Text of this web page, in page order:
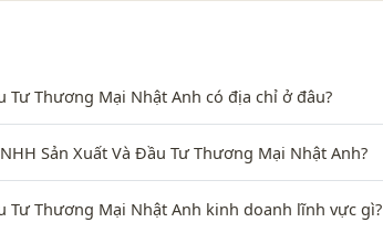
Tư Thương Mại Nhật Anh có địa chỉ ở đâu?
Sản Xuất Và Đầu Tư Thương Mại Nhật Anh?
Tư Thương Mại Nhật Anh kinh doanh lĩnh vực gì?